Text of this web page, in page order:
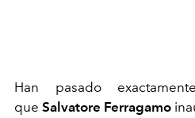
Han pasado
que Salvatore Ferragamo